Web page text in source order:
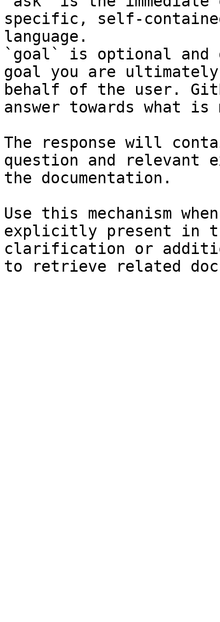
specific, self-
language.
`goal` is optional and
goal you are
behalf of the user.
answer towards what
The response will
question and relevant
the documentation.
Use this mechanism
explicitly present in
clarification or